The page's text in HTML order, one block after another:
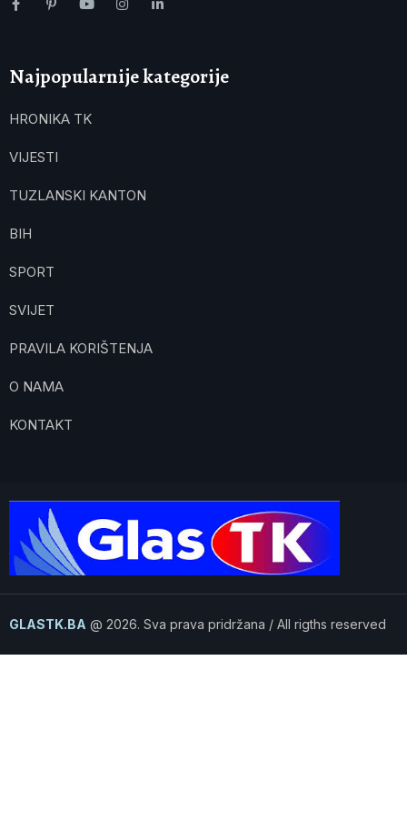
Najpopularnije kategorije
HRONIKA TK
VIJESTI
TUZLANSKI KANTON
BIH
SPORT
SVIJET
PRAVILA KORIŠTENJA
O NAMA
KONTAKT
GLASTK.BA @ 2026. Sva prava pridržana / All rigths reserved